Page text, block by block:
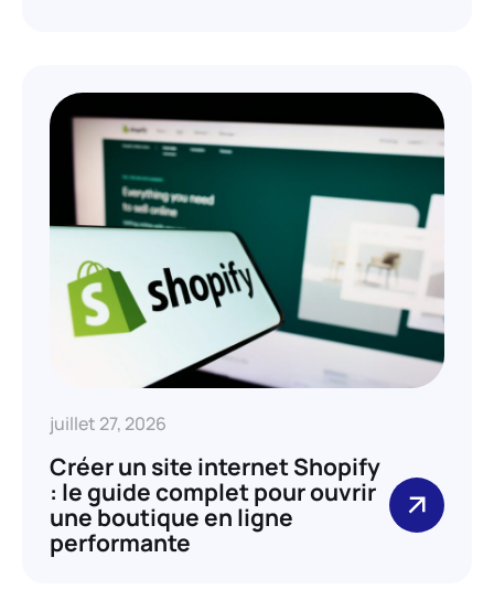
juillet 27, 2026
Créer un site internet Shopify
: le guide complet pour ouvrir
une boutique en ligne
performante